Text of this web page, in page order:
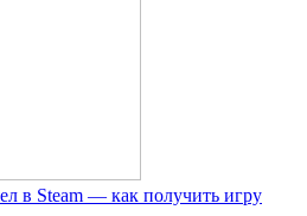
в Steam — как получить игру